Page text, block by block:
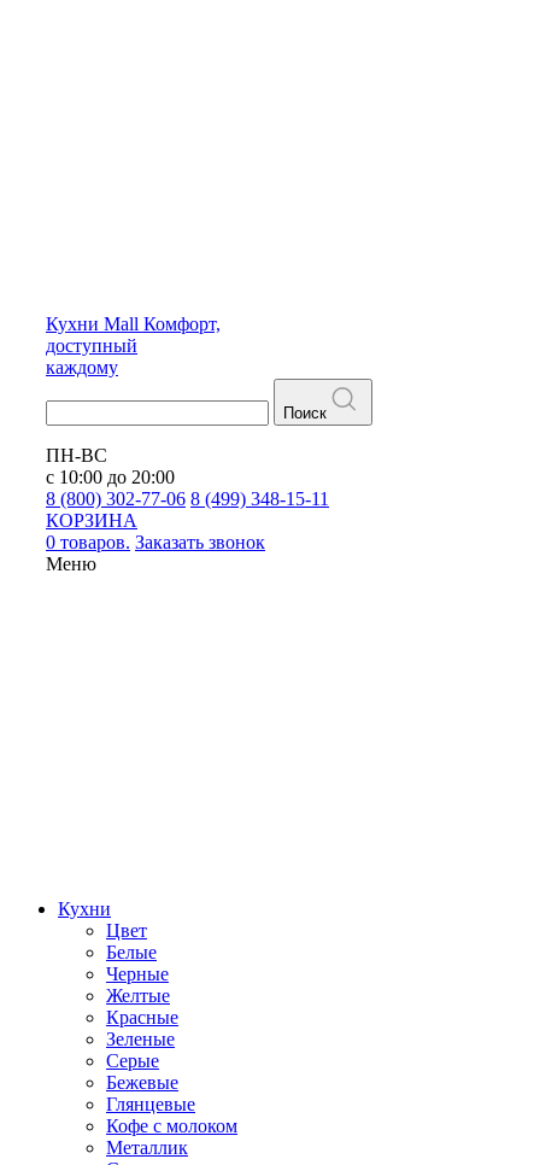
Кухни Mall Комфорт,
доступный
каждому
Поиск
ПН-ВС
с 10:00 до 20:00
8 (800) 302-77-06 8 (499) 348-15-11
КОРЗИНА
0 товаров. Заказать звонок
Меню
Кухни
Цвет
Белые
Черные
Желтые
Красные
Зеленые
Серые
Бежевые
Глянцевые
Кофе с молоком
Металлик